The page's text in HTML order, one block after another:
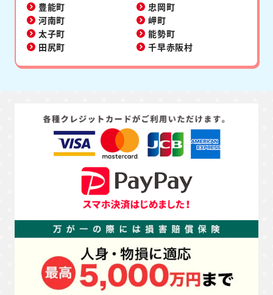
豊能町
忠岡町
河南町
岬町
太子町
能勢町
田尻町
千早赤阪村